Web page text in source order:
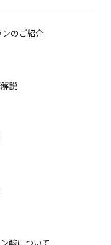
ンのご紹介
説
酸について